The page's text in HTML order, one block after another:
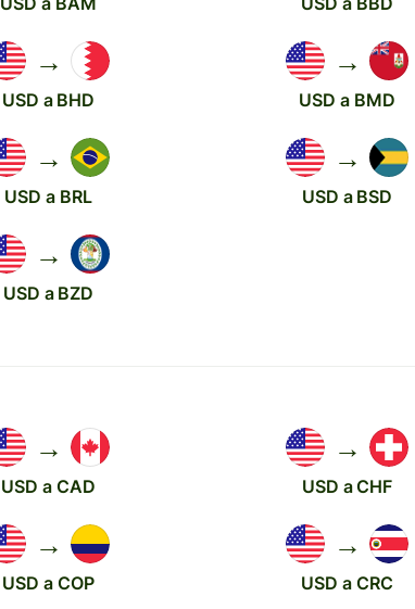
→
USD a BHD
→
USD a BMD
→
USD a BRL
→
USD a BSD
→
USD a BZD
→
USD a CAD
→
USD a CHF
→
USD a COP
→
USD a CRC